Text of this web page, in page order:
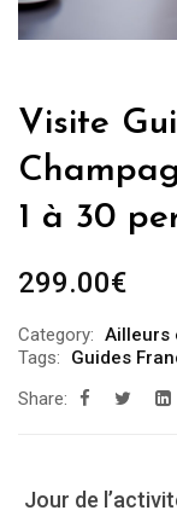
Visite
1 à 30
299.00€
Category: Ailleurs
Tags:
Guides
Share:
Jour de